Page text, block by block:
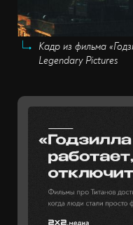
Кадр из фильма
Legendary Pictures